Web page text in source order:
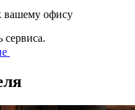
вашему офису
сервиса.